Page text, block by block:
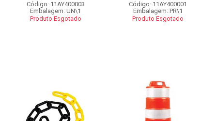
Código: 11AY400003
Embalagem: UN\1
Produto Esgotado
Código: 11AY400001
Embalagem: PR\1
Produto Esgotado